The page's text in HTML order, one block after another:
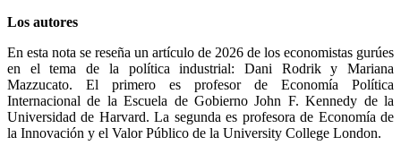
Los autores
En esta nota se reseña un artículo de 2026 de los economistas gurúes
en el tema de la política industrial: Dani Rodrik y Mariana
Mazzucato. El primero es profesor de Economía Política
Internacional de la Escuela de Gobierno John F. Kennedy de la
Universidad de Harvard. La segunda es profesora de Economía de
la Innovación y el Valor Público de la University College London.